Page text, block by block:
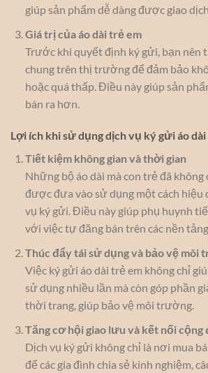
giúp sản phẩm dễ dàng được giao
Giá trị của áo dài trẻ em
Trước khi quyết định ký gửi, bạn nên
chung trên thị trường để đảm bảo
hoặc quá thấp. Điều này giúp sản
bán ra hơn.
Lợi ích khi sử dụng dịch vụ ký gửi áo
Tiết kiệm không gian và thời gian
Những bộ áo dài mà con trẻ đã không
được đưa vào sử dụng một cách hiệu
vụ ký gửi. Điều này giúp phụ huynh
với việc tự đăng bán trên các nền
Thúc đẩy tái sử dụng và bảo vệ môi
Việc ký gửi áo dài trẻ em không chỉ
sử dụng nhiều lần mà còn góp phần
thời trang, giúp bảo vệ môi trường.
Tăng cơ hội giao lưu và kết nối cộng
Dịch vụ ký gửi không chỉ là nơi mua
để các gia đình chia sẻ kinh nghiệm,